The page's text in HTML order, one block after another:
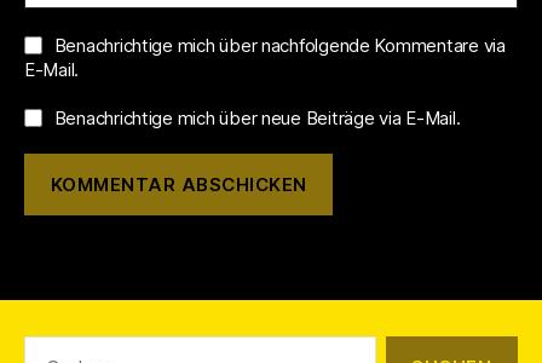
Benachrichtige mich über nachfolgende Kommentare via
E-Mail.
Benachrichtige mich über neue Beiträge via E-Mail.